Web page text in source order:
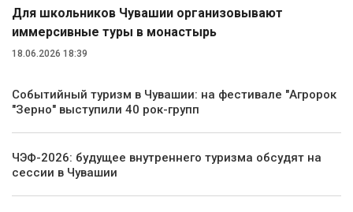
Для школьников Чувашии организовывают
иммерсивные туры в монастырь
18.06.2026 18:39
Событийный туризм в Чувашии: на фестивале "Агророк
"Зерно" выступили 40 рок-групп
ЧЭФ-2026: будущее внутреннего туризма обсудят на
сессии в Чувашии